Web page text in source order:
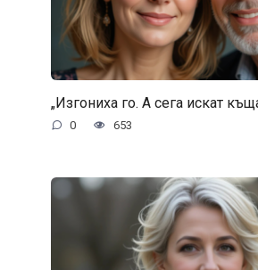
„Изгониха го. А сега искат
0 653